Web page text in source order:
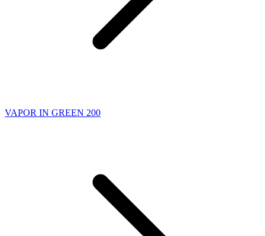
VAPOR IN GREEN 200